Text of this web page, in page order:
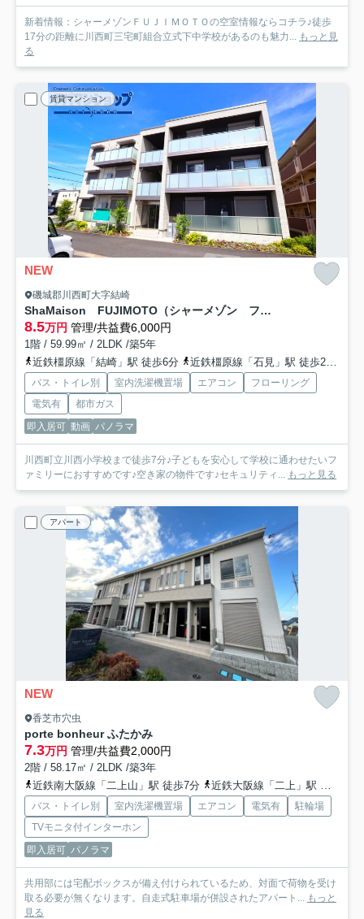
新着情報：シャーメゾンＦＵＪＩＭＯＴＯの空室情報ならコチラ♪徒歩
17分の距離に川西町三宅町組合立式下中学校があるのも魅力...
もっと見
る
賃貸マンション
NEW
磯城郡川西町大字結崎
ShaMaison FUJIMOTO（シャーメゾン フジモト）
8.5万円 管理/共益費6,000円
1階 / 59.99㎡ / 2LDK /築5年
近鉄橿原線「結崎」駅 徒歩6分
近鉄橿原線「石見」駅 徒歩25分
バス・トイレ別 室内洗濯機置場 エアコン
フローリング
電気有
都市ガス
即入居可 動画 パノラマ
川西町立川西小学校まで徒歩7分♪子どもを安心して学校に通わせたいフ
ァミリーにおすすめです♪空き家の物件です♪セキュリティ...
もっと見る
アパート
NEW
香芝市穴虫
porte bonheur ふたかみ
7.3万円 管理/共益費2,000円
2階 / 58.17㎡ / 2LDK /築3年
近鉄南大阪線「二上山」駅 徒歩7分
近鉄大阪線「二上」駅 徒歩8分
バス・トイレ別 室内洗濯機置場 エアコン 電気有
駐輪場
TVモニタ付インターホン
即入居可 パノラマ
共用部には宅配ボックスが備え付けられているため、対面で荷物を受け
取る必要が無くなります。自走式駐車場が併設されたアパート...
もっと
見る